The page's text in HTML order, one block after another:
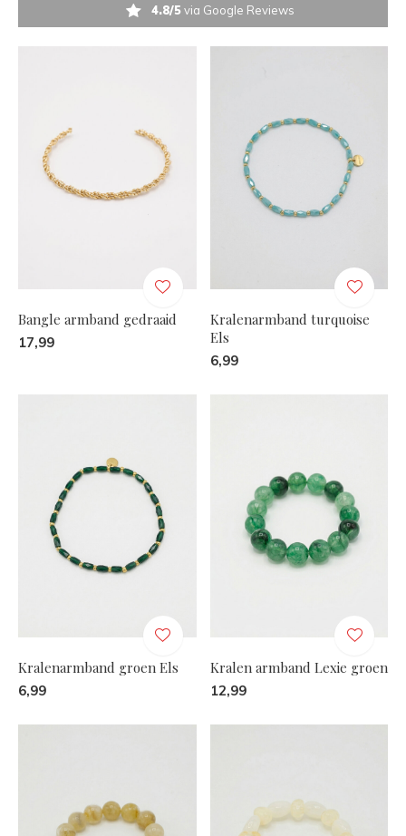
4.8/5via Google Reviews
Bangle armband gedraaid
17,99
Kralenarmband turquoise
Els
6,99
Kralenarmband groen Els
6,99
Kralen armband Lexie groen
12,99